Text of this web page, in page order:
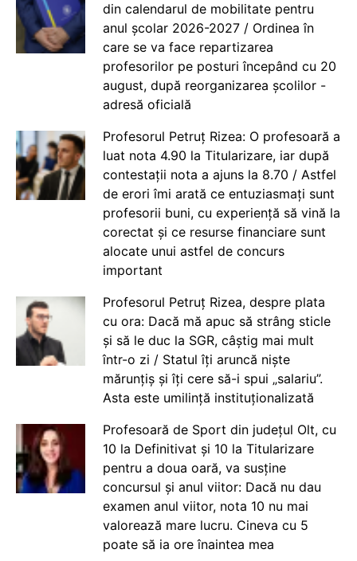
din calendarul de mobilitate pentru
anul școlar 2026-2027 / Ordinea în
care se va face repartizarea
profesorilor pe posturi începând cu 20
august, după reorganizarea școlilor -
adresă oficială
Profesorul Petruț Rizea: O profesoară a
luat nota 4.90 la Titularizare, iar după
contestații nota a ajuns la 8.70 / Astfel
de erori îmi arată ce entuziasmați sunt
profesorii buni, cu experiență să vină la
corectat și ce resurse financiare sunt
alocate unui astfel de concurs
important
Profesorul Petruț Rizea, despre plata
cu ora: Dacă mă apuc să strâng sticle
și să le duc la SGR, câștig mai mult
într-o zi / Statul îți aruncă niște
mărunțiș și îți cere să-i spui „salariu”.
Asta este umilință instituționalizată
Profesoară de Sport din județul Olt, cu
10 la Definitivat și 10 la Titularizare
pentru a doua oară, va susține
concursul și anul viitor: Dacă nu dau
examen anul viitor, nota 10 nu mai
valorează mare lucru. Cineva cu 5
poate să ia ore înaintea mea